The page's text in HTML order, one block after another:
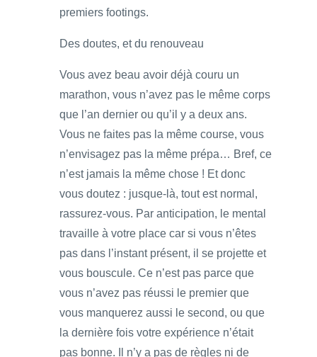
premiers footings.
Des doutes, et du renouveau
Vous avez beau avoir déjà couru un
marathon, vous n’avez pas le même corps
que l’an dernier ou qu’il y a deux ans.
Vous ne faites pas la même course, vous
n’envisagez pas la même prépa… Bref, ce
n’est jamais la même chose ! Et donc
vous doutez : jusque-là, tout est normal,
rassurez-vous. Par anticipation, le mental
travaille à votre place car si vous n’êtes
pas dans l’instant présent, il se projette et
vous bouscule. Ce n’est pas parce que
vous n’avez pas réussi le premier que
vous manquerez aussi le second, ou que
la dernière fois votre expérience n’était
pas bonne. Il n’y a pas de règles ni de